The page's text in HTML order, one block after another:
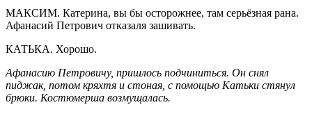
МАКСИМ. Катерина, вы бы осторожнее, там серьёзная рана.
Афанасий Петрович отказаля зашивать.
КАТЬКА. Хорошо.
Афанасию Петровичу, пришлось подчиниться. Он снял
пиджак, потом кряхтя и стоная, с помощью Катьки стянул
брюки. Костюмерша возмущалась.